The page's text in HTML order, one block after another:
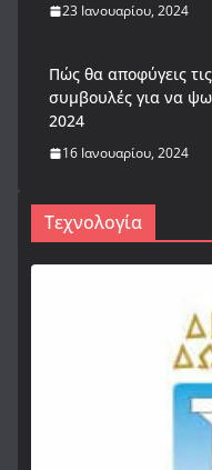
23 Ιανουαρίου, 2024
Πώς θα αποφύγεις
συμβουλές για να
2024
16 Ιανουαρίου, 2024
Τεχνολογία